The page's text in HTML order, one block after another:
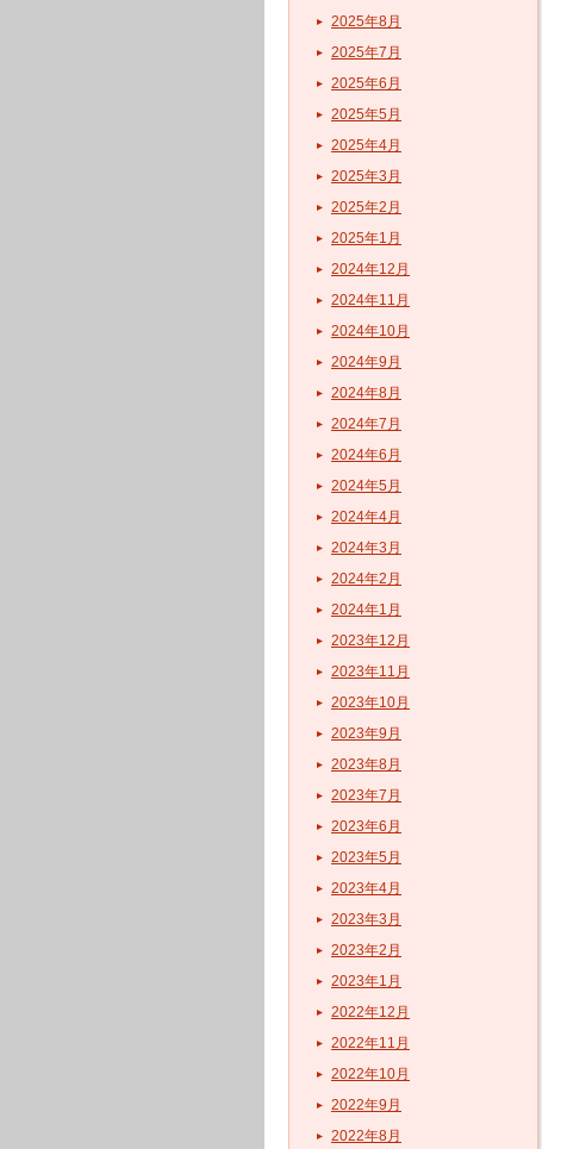
2025年8月
2025年7月
2025年6月
2025年5月
2025年4月
2025年3月
2025年2月
2025年1月
2024年12月
2024年11月
2024年10月
2024年9月
2024年8月
2024年7月
2024年6月
2024年5月
2024年4月
2024年3月
2024年2月
2024年1月
2023年12月
2023年11月
2023年10月
2023年9月
2023年8月
2023年7月
2023年6月
2023年5月
2023年4月
2023年3月
2023年2月
2023年1月
2022年12月
2022年11月
2022年10月
2022年9月
2022年8月